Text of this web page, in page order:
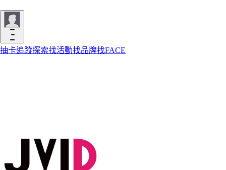
抽卡追蹤探索找活動找品牌找FACE